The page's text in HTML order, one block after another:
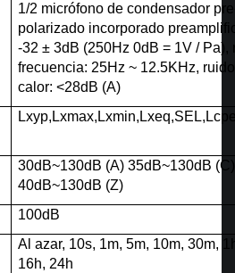
1/2 micrófono de condensador
polarizado incorporado
-32 ± 3dB (250Hz 0dB = 1V / Pa),
frecuencia: 25Hz ~ 12.5KHz,
calor: <28dB (A)
30dB~130dB (A) 35dB~130dB (C)
40dB~130dB (Z)
100dB
Al azar, 10s, 1m, 5m, 10m, 30m,
16h, 24h